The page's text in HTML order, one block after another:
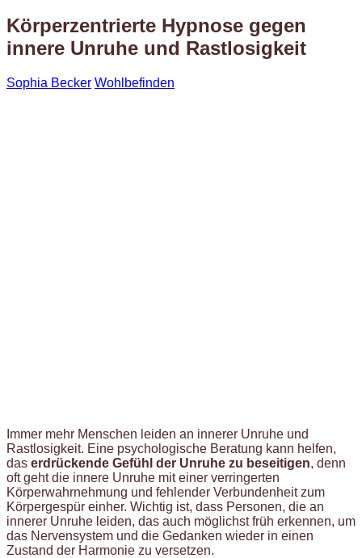
Körperzentrierte Hypnose gegen
innere Unruhe und Rastlosigkeit
Sophia Becker Wohlbefinden
Immer mehr Menschen leiden an innerer Unruhe und
Rastlosigkeit. Eine psychologische Beratung kann helfen,
das erdrückende Gefühl der Unruhe zu beseitigen, denn
oft geht die innere Unruhe mit einer verringerten
Körperwahrnehmung und fehlender Verbundenheit zum
Körpergespür einher. Wichtig ist, dass Personen, die an
innerer Unruhe leiden, das auch möglichst früh erkennen, um
das Nervensystem und die Gedanken wieder in einen
Zustand der Harmonie zu versetzen.